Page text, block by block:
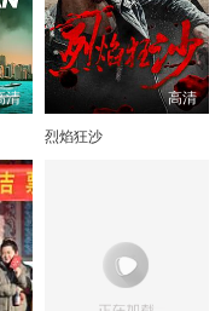
清 高清
烈焰狂沙